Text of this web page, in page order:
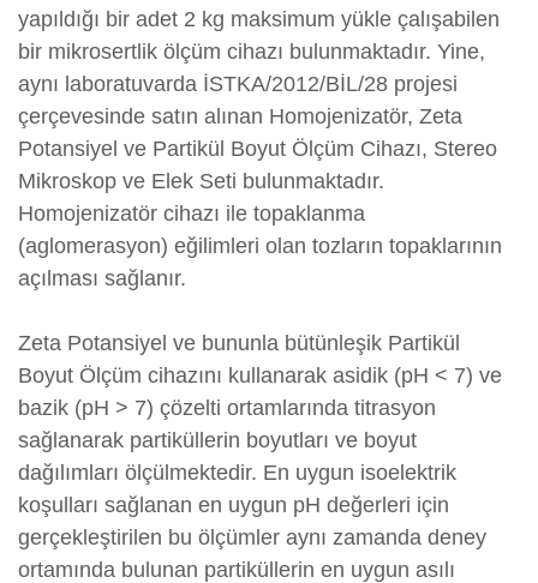
yapıldığı bir adet 2 kg maksimum yükle çalışabilen
bir mikrosertlik ölçüm cihazı bulunmaktadır. Yine,
aynı laboratuvarda İSTKA/2012/BİL/28 projesi
çerçevesinde satın alınan Homojenizatör, Zeta
Potansiyel ve Partikül Boyut Ölçüm Cihazı, Stereo
Mikroskop ve Elek Seti bulunmaktadır.
Homojenizatör cihazı ile topaklanma
(aglomerasyon) eğilimleri olan tozların topaklarının
açılması sağlanır.
Zeta Potansiyel ve bununla bütünleşik Partikül
Boyut Ölçüm cihazını kullanarak asidik (pH < 7) ve
bazik (pH > 7) çözelti ortamlarında titrasyon
sağlanarak partiküllerin boyutları ve boyut
dağılımları ölçülmektedir. En uygun isoelektrik
koşulları sağlanan en uygun pH değerleri için
gerçekleştirilen bu ölçümler aynı zamanda deney
ortamında bulunan partiküllerin en uygun asılı